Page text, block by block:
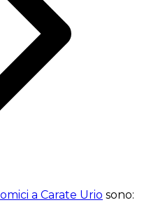
a Carate Urio sono: